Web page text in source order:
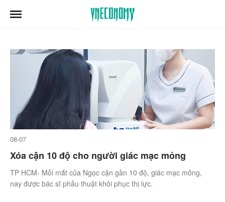
08-07
Xóa cận 10 độ cho người giác mạc mỏng
TP HCM- Mỗi mắt của Ngọc cận gần 10 độ, giác mạc mỏng,
nay được bác sĩ phẫu thuật khôi phục thị lực.